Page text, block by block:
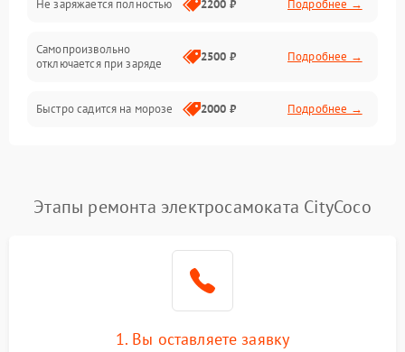
Не заряжается полностью 2200 ₽ Подробнее →
Самопроизвольно
отключается при заряде
2500 ₽ Подробнее →
Быстро садится на морозе 2000 ₽ Подробнее →
Этапы ремонта электросамоката CityCoco
1. Вы оставляете заявку